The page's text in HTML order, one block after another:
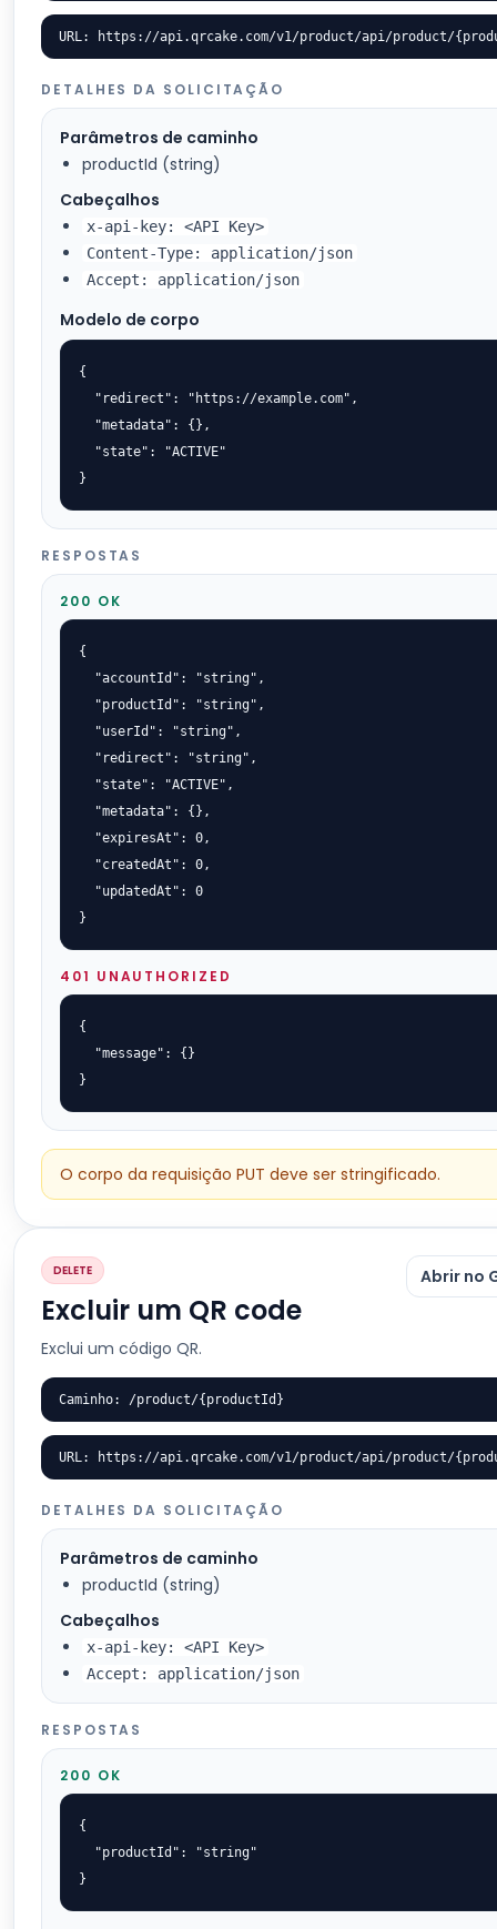
URL: https://api.qrcake.com/v1/product/api/product/
DETALHES DA SOLICITAÇÃO
Parâmetros de caminho
productId (string)
Cabeçalhos
x-api-key: <API Key>
Content-Type: application/json
Accept: application/json
Modelo de corpo
{
  "redirect": "https://example.com",
  "metadata": {},
  "state": "ACTIVE"
}
RESPOSTAS
200 OK
{
  "accountId": "string",
  "productId": "string",
  "userId": "string",
  "redirect": "string",
  "state": "ACTIVE",
  "metadata": {},
  "expiresAt": 0,
  "createdAt": 0,
  "updatedAt": 0
}
401 UNAUTHORIZED
{
  "message": {}
}
O corpo da requisição PUT deve ser stringificado.
DELETE
Excluir um QR code
Exclui um código QR.
Abrir no
Caminho: /product/{productId}
URL: https://api.qrcake.com/v1/product/api/product/
DETALHES DA SOLICITAÇÃO
Parâmetros de caminho
productId (string)
Cabeçalhos
x-api-key: <API Key>
Accept: application/json
RESPOSTAS
200 OK
{
  "productId": "string"
}